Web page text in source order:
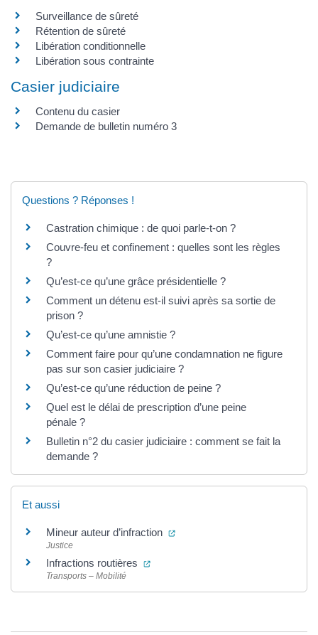
Surveillance de sûreté
Rétention de sûreté
Libération conditionnelle
Libération sous contrainte
Casier judiciaire
Contenu du casier
Demande de bulletin numéro 3
Questions ? Réponses !
Castration chimique : de quoi parle-t-on ?
Couvre-feu et confinement : quelles sont les règles
?
Qu’est-ce qu’une grâce présidentielle ?
Comment un détenu est-il suivi après sa sortie de
prison ?
Qu’est-ce qu’une amnistie ?
Comment faire pour qu’une condamnation ne figure
pas sur son casier judiciaire ?
Qu’est-ce qu’une réduction de peine ?
Quel est le délai de prescription d’une peine
pénale ?
Bulletin n°2 du casier judiciaire : comment se fait la
demande ?
Et aussi
Mineur auteur d’infraction (ouverture dans un nouvel
Justice
Infractions routières (ouverture dans un nouvel onglet)
Transports – Mobilité